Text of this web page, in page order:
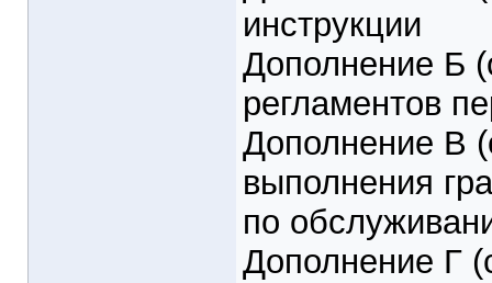
инструкции
Дополнение Б
регламентов
Дополнение В
выполнения
по
Дополнение Г